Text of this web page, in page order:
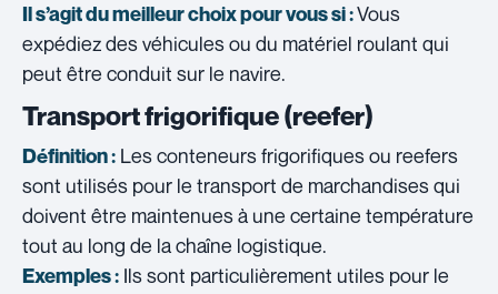
Il s’agit du meilleur choix pour vous si :Vous
expédiez des véhicules ou du matériel roulant qui
peut être conduit sur le navire.
Transport frigorifique (reefer)
Définition : Les conteneurs frigorifiques ou reefers
sont utilisés pour le transport de marchandises qui
doivent être maintenues à une certaine température
tout au long de la chaîne logistique.
Exemples : Ils sont particulièrement utiles pour le